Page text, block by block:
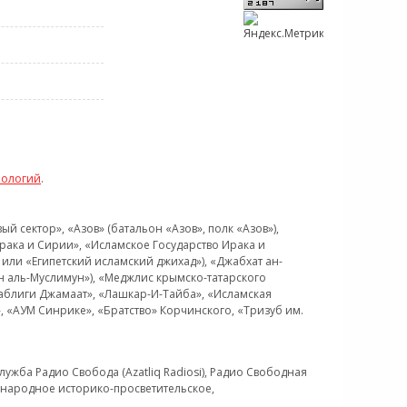
.
«Азов» (батальон «Азов», полк «Азов»),
и Сирии», «Исламское Государство Ирака и
«Египетский исламский джихад»), «Джабхат ан-
Муслимун»), «Меджлис крымско-татарского
Джамаат», «Лашкар-И-Тайба», «Исламская
Синрике», «Братство» Корчинского, «Тризуб им.
Радио Свобода (Azatliq Radiosi), Радио Свободная
историко-просветительское,